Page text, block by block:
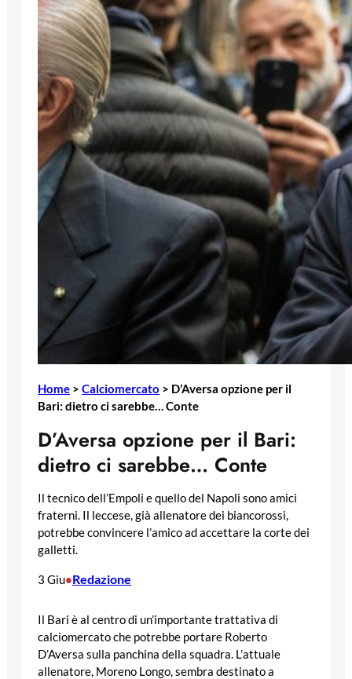
Home > Calciomercato > D’Aversa opzione per il
Bari: dietro ci sarebbe… Conte
D’Aversa opzione per il Bari:
dietro ci sarebbe… Conte
Il tecnico dell’Empoli e quello del Napoli sono amici
fraterni. Il leccese, già allenatore dei biancorossi,
potrebbe convincere l’amico ad accettare la corte dei
galletti.
3 Giu•Redazione
Il Bari è al centro di un’importante trattativa di
calciomercato che potrebbe portare Roberto
D’Aversa sulla panchina della squadra. L’attuale
allenatore, Moreno Longo, sembra destinato a